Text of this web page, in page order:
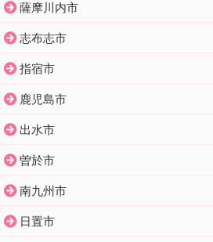
薩摩川内市
志布志市
指宿市
鹿児島市
出水市
曽於市
南九州市
日置市